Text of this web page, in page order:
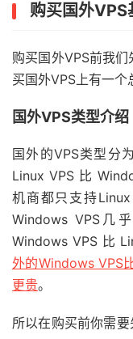
购买国外VPS
购买国外VPS前我
买国外VPS上有一个
国外VPS类型介绍
国外的VPS类型分
Linux VPS 比
机商都只支持
Windows VPS几
Windows VPS 比
外的Windows VPS
更贵。
所以在购买前你需